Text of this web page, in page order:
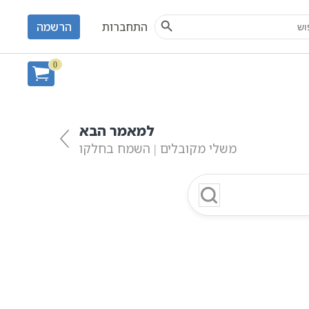
Search Button
התחברות הרשמה
0
למאמר הבא
משלי מקובלים | השמח בחלקו